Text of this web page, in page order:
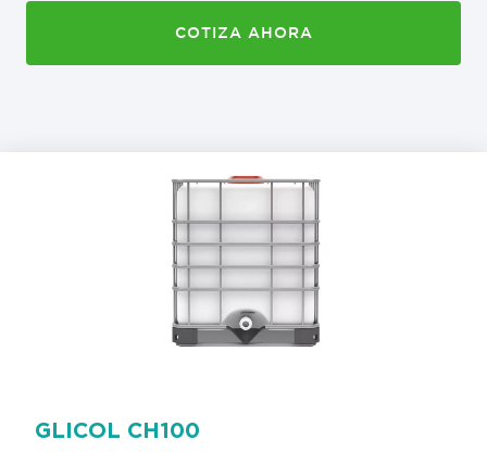
COTIZA AHORA
GLICOL CH100